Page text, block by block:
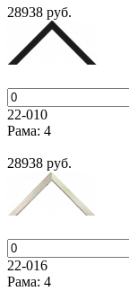
28938 руб.
22-010
Рама: 4
28938 руб.
22-016
Рама: 4